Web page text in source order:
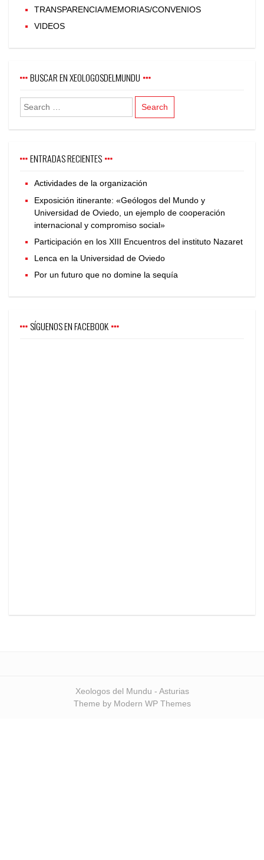
TRANSPARENCIA/MEMORIAS/CONVENIOS
VIDEOS
BUSCAR EN XEOLOGOSDELMUNDU
ENTRADAS RECIENTES
Actividades de la organización
Exposición itinerante: «Geólogos del Mundo y
Universidad de Oviedo, un ejemplo de cooperación
internacional y compromiso social»
Participación en los XIII Encuentros del instituto Nazaret
Lenca en la Universidad de Oviedo
Por un futuro que no domine la sequía
SÍGUENOS EN FACEBOOK
Xeologos del Mundu - Asturias
Theme by Modern WP Themes